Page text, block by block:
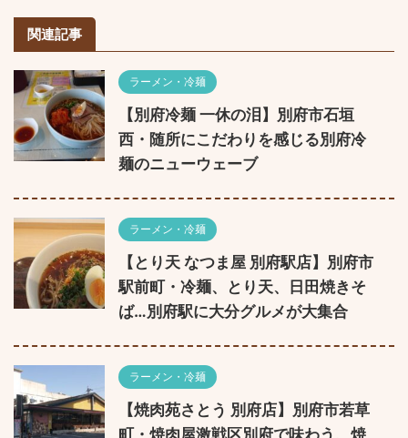
関連記事
ラーメン・冷麺
【別府冷麺 一休の泪】別府市石垣
西・随所にこだわりを感じる別府冷
麺のニューウェーブ
ラーメン・冷麺
【とり天 なつま屋 別府駅店】別府市
駅前町・冷麺、とり天、日田焼きそ
ば…別府駅に大分グルメが大集合
ラーメン・冷麺
【焼肉苑さとう 別府店】別府市若草
町・焼肉屋激戦区別府で味わう、焼